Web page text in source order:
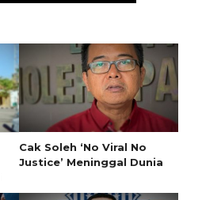
Cak Soleh ‘No Viral No
Justice’ Meninggal Dunia